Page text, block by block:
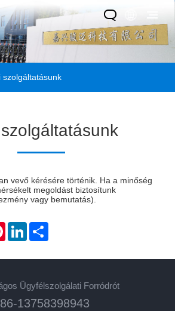
szolgáltatásunk
vevő kérésére történik. Ha a minőség
megoldást biztosítunk
vagy bemutatás).
PinterestLinkedIn
Ügyfélszolgálati Forródrót
13758398943